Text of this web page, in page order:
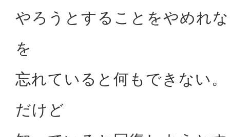
やろうとすることをやめれ
を
忘れていると何もできない。
だけど